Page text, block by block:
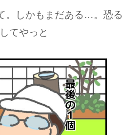
。しかもまだある…。恐る
てやっと